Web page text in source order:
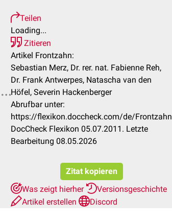
Teilen
Loading...
Zitieren
Artikel Frontzahn:
Sebastian Merz, Dr. rer. nat. Fabienne Reh,
Dr. Frank Antwerpes, Natascha van den
Höfel, Severin Hackenberger
Abrufbar unter:
https://flexikon.doccheck.com/de/Frontzahn
DocCheck Flexikon 05.07.2011. Letzte
Bearbeitung 08.05.2026
Zitat kopieren
Was zeigt hierher
Versionsgeschichte
Artikel erstellen
Discord